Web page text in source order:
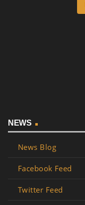
NEWS
News Blog
Facebook Feed
Twitter Feed